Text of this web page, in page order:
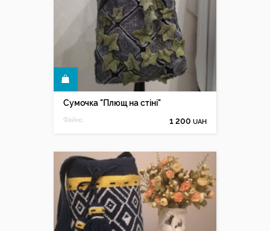
Сумочка "Плющ на стіні"
Файно 1 200 UAH